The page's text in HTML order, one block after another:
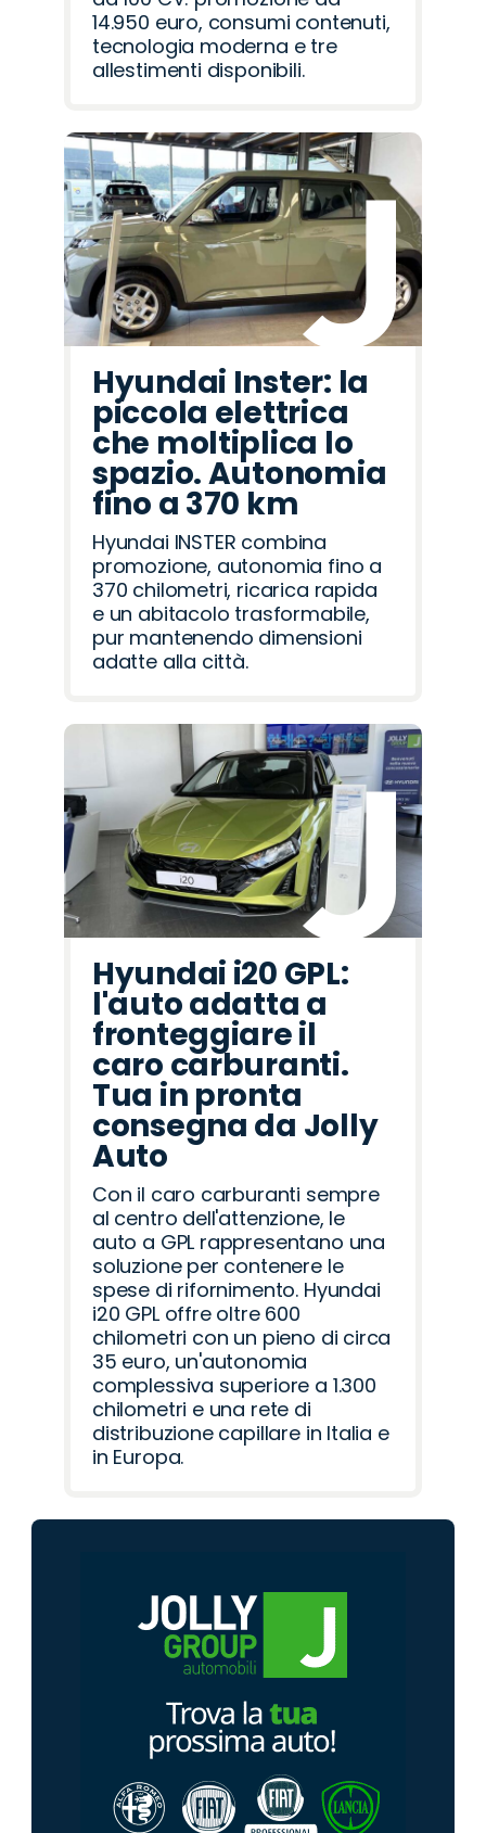
14.950 euro, consumi contenuti,
tecnologia moderna e tre
allestimenti disponibili.
Hyundai Inster: la
piccola elettrica
che moltiplica lo
spazio. Autonomia
fino a 370 km
Hyundai INSTER combina
promozione, autonomia fino a
370 chilometri, ricarica rapida
e un abitacolo trasformabile,
pur mantenendo dimensioni
adatte alla città.
Hyundai i20 GPL:
l'auto adatta a
fronteggiare il
caro carburanti.
Tua in pronta
consegna da Jolly
Auto
Con il caro carburanti sempre
al centro dell'attenzione, le
auto a GPL rappresentano una
soluzione per contenere le
spese di rifornimento. Hyundai
i20 GPL offre oltre 600
chilometri con un pieno di circa
35 euro, un'autonomia
complessiva superiore a 1.300
chilometri e una rete di
distribuzione capillare in Italia e
in Europa.